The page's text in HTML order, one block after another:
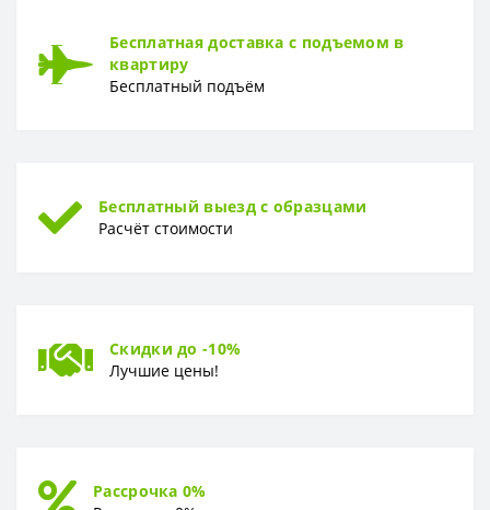
Бесплатная доставка с подъемом в
квартиру
Бесплатный подъём
Бесплатный выезд с образцами
Расчёт стоимости
Скидки до -10%
Лучшие цены!
Рассрочка 0%